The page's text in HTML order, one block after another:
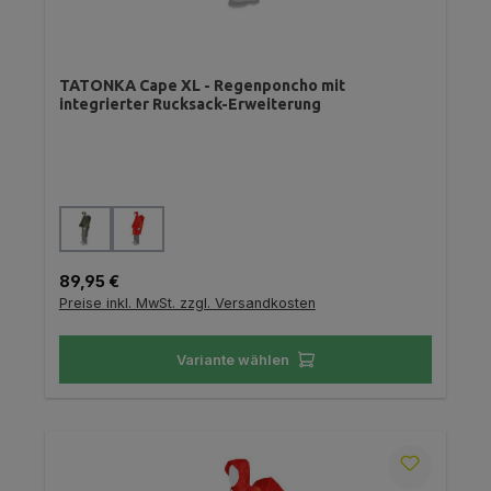
TATONKA Cape XL - Regenponcho mit
integrierter Rucksack-Erweiterung
Farbe auswählen
Regulärer Preis:
89,95 €
Preise inkl. MwSt. zzgl. Versandkosten
Variante wählen